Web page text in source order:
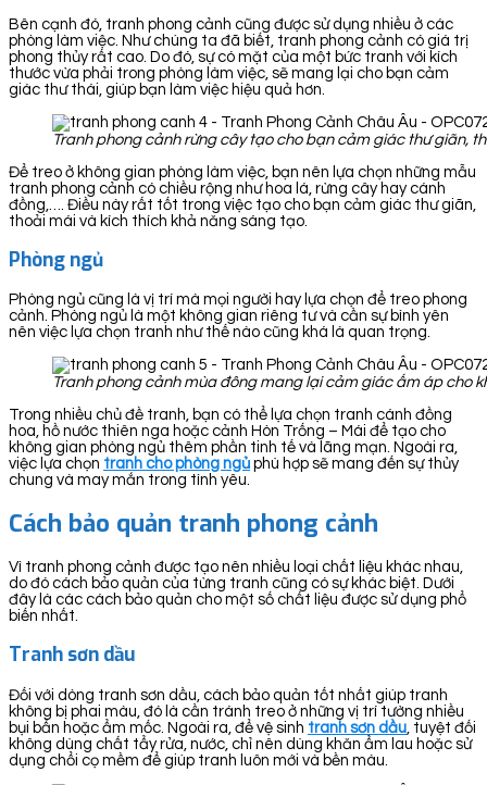
Bên cạnh đó, tranh phong cảnh cũng được sử dụng nhiều ở các
phòng làm việc. Như chúng ta đã biết, tranh phong cảnh có giá trị
phong thủy rất cao. Do đó, sự có mặt của một bức tranh với kích
thước vừa phải trong phòng làm việc, sẽ mang lại cho bạn cảm
giác thư thái, giúp bạn làm việc hiệu quả hơn.
Tranh phong cảnh rừng cây tạo cho bạn cảm giác thư giãn,
Để treo ở không gian phòng làm việc, bạn nên lựa chọn những mẫu
tranh phong cảnh có chiều rộng như hoa lá, rừng cây hay cánh
đồng,…. Điều này rất tốt trong việc tạo cho bạn cảm giác thư giãn,
thoải mái và kích thích khả năng sáng tạo.
Phòng ngủ
Phòng ngủ cũng là vị trí mà mọi người hay lựa chọn để treo phong
cảnh. Phòng ngủ là một không gian riêng tư và cần sự bình yên
nên việc lựa chọn tranh như thế nào cũng khá là quan trọng.
Tranh phong cảnh mùa đông mang lại cảm giác ấm áp cho
Trong nhiều chủ đề tranh, bạn có thể lựa chọn tranh cánh đồng
hoa, hồ nước thiên nga hoặc cảnh Hòn Trống – Mái để tạo cho
không gian phòng ngủ thêm phần tinh tế và lãng mạn. Ngoài ra,
việc lựa chọn tranh cho phòng ngủ phù hợp sẽ mang đến sự thủy
chung và may mắn trong tình yêu.
Cách bảo quản tranh phong cảnh
Vì tranh phong cảnh được tạo nên nhiều loại chất liệu khác nhau,
do đó cách bảo quản của từng tranh cũng có sự khác biệt. Dưới
đây là các cách bảo quản cho một số chất liệu được sử dụng phổ
biến nhất.
Tranh sơn dầu
Đối với dòng tranh sơn dầu, cách bảo quản tốt nhất giúp tranh
không bị phai màu, đó là cần tránh treo ở những vị trí tường nhiều
bụi bẩn hoặc ẩm mốc. Ngoài ra, để vệ sinh tranh sơn dầu , tuyệt đối
không dùng chất tẩy rửa, nước, chỉ nên dùng khăn ẩm lau hoặc sử
dụng chổi cọ mềm để giúp tranh luôn mới và bền màu.